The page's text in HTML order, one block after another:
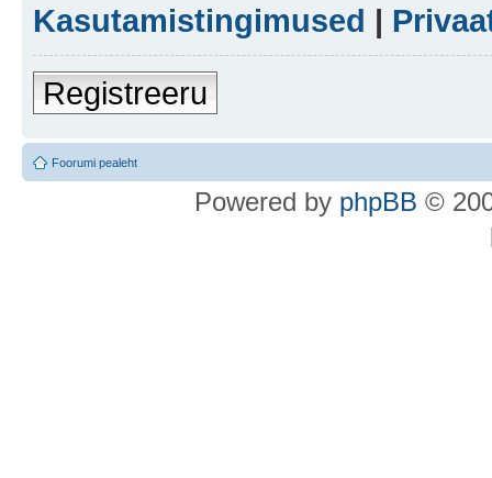
Kasutamistingimused |
Registreeru
Foorumi pealeht
Powered by phpBB ©